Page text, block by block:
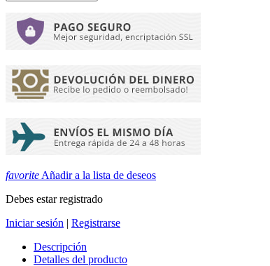
favorite Añadir a la lista de deseos
Debes estar registrado
Iniciar sesión | Registrarse
Descripción
Detalles del producto